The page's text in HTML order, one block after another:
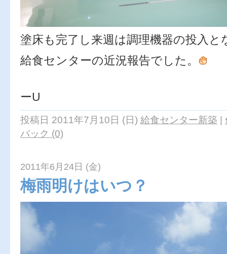
塗床も完了し来週は調理機器の投入と
給食センターの近況報告でした。
ーU
投稿日 2011年7月10日 (日) 給食センター新築 |
バック (0)
2011年6月24日 (金)
梅雨明けはいつ？